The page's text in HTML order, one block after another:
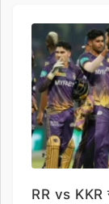
RR vs KKR